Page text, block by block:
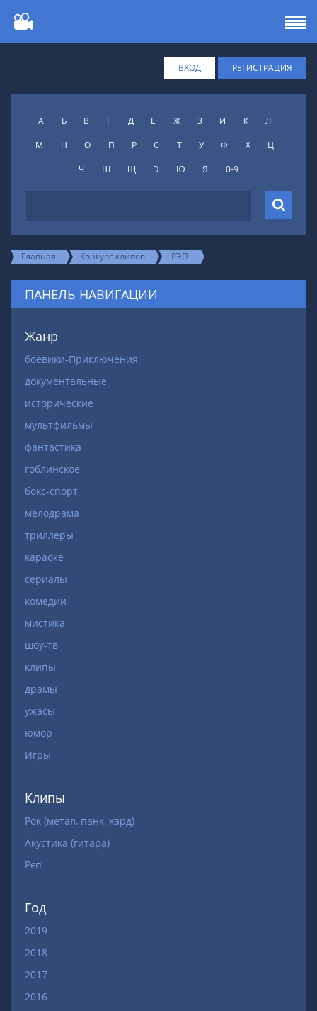
ВХОД РЕГИСТРАЦИЯ
А Б В Г Д Е Ж З И К
Л
М
Н О П Р С Т У Ф X
Ц
Ч
Ш Щ Э Ю Я 0-9
Главная Конкурс клипов РЭП
ПАНЕЛЬ НАВИГАЦИИ
Жанр
боевики-Приключения
документальные
исторические
мультфильмы
фантастика
гоблинское
бокс-спорт
мелодрама
триллеры
караоке
сериалы
комедии
мистика
шоу-тв
клипы
драмы
ужасы
юмор
Игры
Клипы
Рок (метал, панк, хард)
Акустика (гитара)
Рєп
Год
2019
2018
2017
2016